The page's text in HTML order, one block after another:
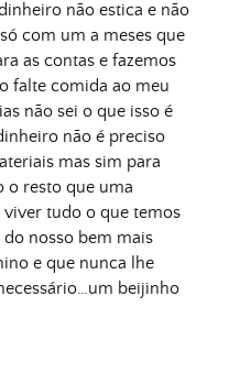
não estica e não
com um a meses que
as contas e fazemos
falte comida ao meu
não sei o que isso é
não é preciso
mas sim para
o resto que uma
tudo o que temos
nosso bem mais
e que nunca lhe
beijinho